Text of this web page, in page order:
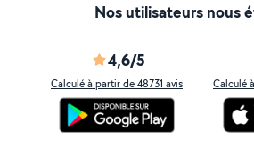
Nos utilisateurs nous
4,6/5
Calculé à partir de 48731 avis Calculé